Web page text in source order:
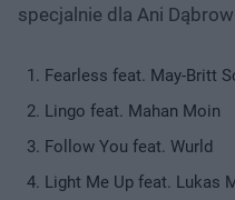
specjalnie dla Ani
Fearless feat. May-Britt
Lingo feat. Mahan Moin
Follow You feat. Wurld
Light Me Up feat. Lukas